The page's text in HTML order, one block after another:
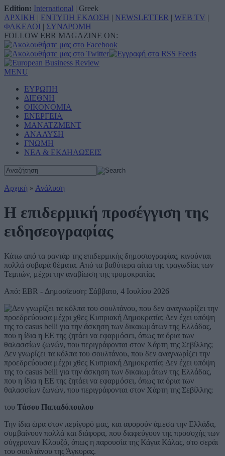
Edition: International | Greek
ΑΡΧΙΚΗ | ΕΝΤΥΠΗ ΕΚΔΟΣΗ | NEWSLETTER | WEB TV |
ΦΑΚΕΛΟΙ | ΣΥΝΔΡΟΜΗ
FOLLOW EBR MAGAZINE ON:
MENU
ΕΥΡΩΠΗ
ΔΙΕΘΝΗ
ΟΙΚΟΝΟΜΙΑ
ΕΝΕΡΓΕΙΑ
ΜΑΝΑΤΖΜΕΝΤ
ΑΝΑΛΥΣΗ
ΓΝΩΜΗ
ΝΕΑ & ΕΚΔΗΛΩΣΕΙΣ
Αρχική » Ανάλυση
Η επιδερμική προσέγγιση της
ειδησεογραφίας
Κάτω από τα ραντάρ της επιδερμικής δημοσιογραφίας, κινούνται
πολλά σοβαρά θέματα. Από τα βαθύτερα αίτια της τραγωδίας των
Τεμπών, μέχρι την αναβίωση της τρομοκρατίας
Από: EBR - Δημοσίευση: Σάββατο, 4 Ιουλίου 2026
Δεν γνωρίζει τα κόλπα του σουλτάνου, που δεν αναγνωρίζει την
προεδρεύουσα μέχρι χθες Κυπριακή Δημοκρατία; Δεν έχει υπόψη
της το casus belli για την άσκηση των δικαιωμάτων της Ελλάδας,
που η ίδια η ΕΕ της ζητάει να εφαρμόσει, όπως τα όρια των
θαλασσίων ζωνών, που περιγράφονται στον Χάρτη της Σεβίλλης;
του Τάσου Παπαδόπουλου
Την ίδια ώρα στον περίγυρό μας, και αφορούν άμεσα την Ελλάδα,
συμβαίνουν πολλά και διάφορα, που διαφεύγουν της προσοχής των
σύγχρονων Κλουζό, όπως η παρουσία της Κάγια Κάλας, στο σεράι
του σουλτάνου της Άγκυρας.